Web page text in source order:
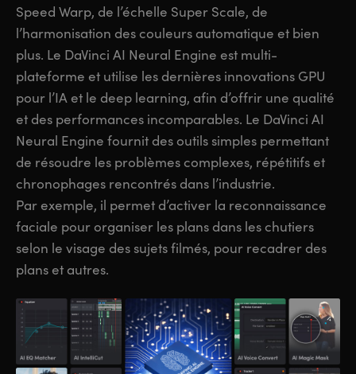
Speed Warp, de l’échelle Super Scale, de
l’harmonisation des couleurs automatique et bien
plus. Le DaVinci AI Neural Engine est multi-
plateforme et utilise les dernières innovations GPU
pour l’IA et le deep learning, afin d’offrir une qualité
et des performances incomparables. Le DaVinci AI
Neural Engine fournit des outils simples permettant
de résoudre les problèmes complexes, répétitifs et
chronophages rencontrés dans l’industrie.
Par exemple, il permet d’activer la reconnaissance
faciale pour organiser les plans dans les chutiers
selon le visage des sujets filmés, pour recadrer des
plans et autres.